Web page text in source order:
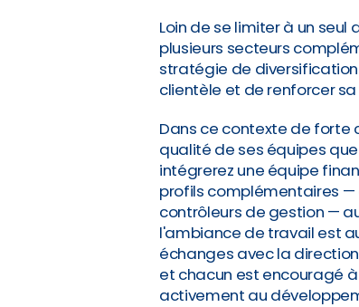
Loin de se limiter à un
plusieurs secteurs
stratégie de
clientèle et de renforcer
Dans ce contexte de forte
qualité de ses équipes
intégrerez une équipe
profils complémentaires
contrôleurs de gestion —
l'ambiance de travail est
échanges avec la
et chacun est encouragé
activement au